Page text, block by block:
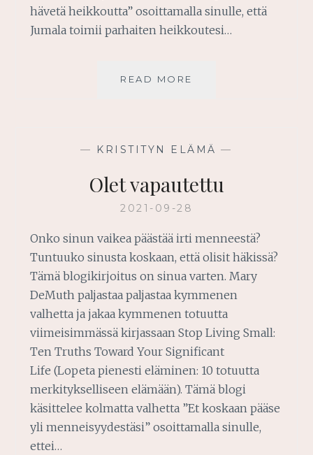
hävetä heikkoutta” osoittamalla sinulle, että
Jumala toimii parhaiten heikkoutesi…
READ MORE
— KRISTITYN ELÄMÄ —
Olet vapautettu
2021-09-28
Onko sinun vaikea päästää irti menneestä?
Tuntuuko sinusta koskaan, että olisit häkissä?
Tämä blogikirjoitus on sinua varten. Mary
DeMuth paljastaa paljastaa kymmenen
valhetta ja jakaa kymmenen totuutta
viimeisimmässä kirjassaan Stop Living Small:
Ten Truths Toward Your Significant
Life (Lopeta pienesti eläminen: 10 totuutta
merkitykselliseen elämään). Tämä blogi
käsittelee kolmatta valhetta ”Et koskaan pääse
yli menneisyydestäsi” osoittamalla sinulle,
ettei…